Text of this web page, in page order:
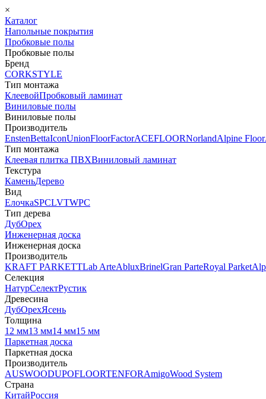
×
Каталог
Напольные покрытия
Пробковые полы
Пробковые полы
Бренд
CORKSTYLE
Тип монтажа
КлеевойПробковый ламинат
Виниловые полы
Виниловые полы
Производитель
EnstenBettaIconUnionFloorFactorACEFLOORNorlandAlpine Floor
Тип монтажа
Клеевая плитка ПВХВиниловый ламинат
Текстура
КаменьДерево
Вид
ЕлочкаSPCLVTWPC
Тип дерева
ДубОрех
Инженерная доска
Инженерная доска
Производитель
KRAFT PARKETTLab ArteAbluxBrinelGran ParteRoyal Parket
Селекция
НатурСелектРустик
Древесина
ДубОрехЯсень
Толщина
12 мм13 мм14 мм15 мм
Паркетная доска
Паркетная доска
Производитель
AUSWOODUPOFLOORTENFORAmigoWood System
Страна
КитайРоссия